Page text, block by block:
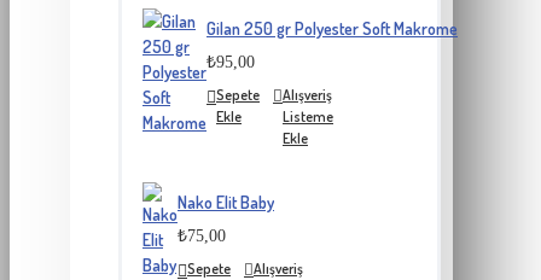
Gilan 250 gr Polyester Soft Makrome
₺95,00
Sepete
Ekle
Alışveriş
Listeme
Ekle
Nako Elit Baby
₺75,00
Sepete
Alışveriş